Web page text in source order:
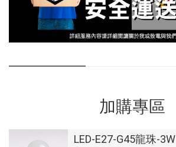
加購專區
LED-E27-G45龍珠-3W